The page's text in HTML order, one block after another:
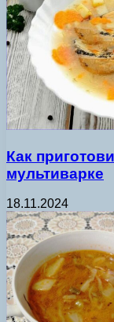
Как
мультиварке
18.11.2024